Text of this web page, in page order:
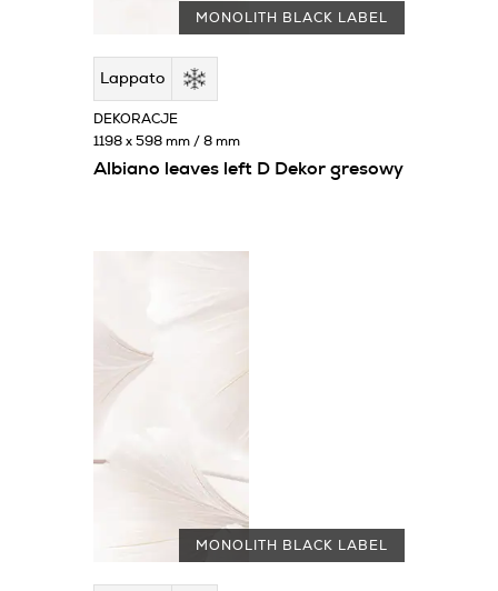
MONOLITH BLACK LABEL
Lappato
Albiano leaves left D Dekor gresowy
DEKORACJE
1198 x 598 mm / 8 mm
MONOLITH BLACK LABEL